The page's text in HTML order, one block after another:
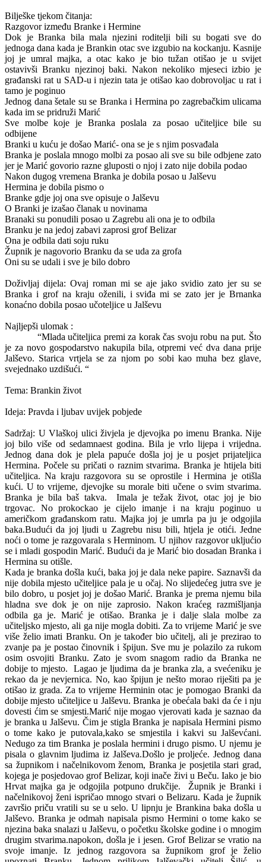
Bilješke tjekom čitanja:
Razgovor između Branke i Hermine
Dok je Branka bila mala njezini roditelji bili su bogati sve do
jednoga dana kada je Brankin otac sve izgubio na kockanju. Kasnije
joj je umral majka, a otac kako je bio tužan otišao je u svijet
ostavivši Branku njezinoj baki. Nakon nekoliko mjeseci izbio je
građanski rat u SAD-u i njezin tata je otišao kao dobrovoljac u rat i
tamo je poginuo
Jednog dana šetale su se Branka i Hermina po zagrebačkim ulicama
kada im se pridruži Marić
Sve molbe koje je Branka poslala za posao učiteljice bile su
odbijene
Branki u kuću je došao Marić- ona se je s njim posvađala
Branka je poslala mnogo molbi za posao ali sve su bile odbjene zato
jer je Marić govorio razne gluposti o njoj i zato nije dobila podao
Nakon dugog vremena Branka je dobila posao u Jalševu
Hermina je dobila pismo o
Branke gdje joj ona sve opisuje o Jalševu
O Branki je izašao članak u novinama
Branaki su ponudili posao u Zagrebu ali ona je to odbila
Branku je na jedoj zabavi zaprosi grof Belizar
Ona je odbila dati soju ruku
Župnik je nagovorio Branku da se uda za grofa
Oni su se udali i sve je bilo dobro
Doživljaj dijela: Ovaj roman mi se aje jako svidio zato jer su se
Branka i grof na kraju oženili, i sviđa mi se zato jer je Brnanka
konaćno dobila posao učoteljice u Jalševu
Najljepši ulomak :
“Mlada učiteljica premi za korak čas svoju robu na put. Što
je za novo gospodarstvo nakupila bila, otpremi već dva dana prije
Jalševo. Starica vrtjela se za njom po sobi kao muha bez glave,
svejednako uzdišući. “
Tema: Brankin život
Ideja: Pravda i ljubav uvijek pobjede
Sadržaj: U Vlaškoj ulici živjela je djevojka po imenu Branka. Nije
joj bilo više od sedamnaest godina. Bila je vrlo lijepa i vrijedna.
Jednog dana dok je plela papuće došla joj je u posjet prijateljica
Hermina. Počele su pričati o raznim stvarima. Branka je htijela biti
učiteljica. Na kraju razgovora su se oprostile i Hermina je otišla
kući. U to vrijeme, djevojke su morale biti učene o svim stvarima.
Branka je bila baš takva.
Imala je težak život, otac joj je bio
trgovac. No prokockao je cijelo imanje i na kraju poginuo u
američkom građanskom ratu. Majka joj je umrla pa ju je odgojila
baka.Budući da joj ljudi u Zagrebu nisu bili, htjela je otići. Jedne
noći o tome je razgovarala s Herminom. U njihov razgovor ukljućio
se i mladi gospodin Marić. Budući da je Marić bio dosadan Branka i
Hermina su otišle.
Kada je branka došla kući, baka joj je dala neke papire. Saznavši da
nije dobila mjesto učiteljice pala je u očaj. No slijedećeg jutra sve je
bilo dobro, u posjet joj je došao Marić. Branka je prema njemu bila
hladna sve dok je on nije zaprosio. Nakon kraćeg razmišljanja
odbila ga je. Marić je otišao. Branka je i dalje slala molbe za
učiteljsko mjesto, ali ga nije mogla dobiti. Za to vrijeme Marić je sve
više želio imati Branku. On je također bio učitelj, ali je prezirao to
zvanje pa je postao činovnik i špijun. Sve mu je polazilo za rukom
osim osvojiti Branku. Zato je svom snagom radio da Branka ne
dobije to mjesto.
Lagao je ljudima da je branka zla, a svećeniku je
rekao da je nevjernica. No, kao špijun je nešto morao riješiti pa je
otišao iz grada. Za to vrijeme Herminin otac je pomogao Branki da
dobije mjesto učiteljice u Jalševu. Branka je obećala baki da će i nju
dovesti ćim se smjesti.Marić nije mogao vjerovati kada je saznao da
je branka u Jalševu. Čim je stigla Branka je napisala Hermini pismo
o tome kako je putovala,kako se smjestila i kakvi su Jalševćani.
Nedugo za tim Branka je poslala hermini i drugo pismo. U njemu je
pisala o glavnim ljudima iz Jalševa.Došlo je proljeće. Jednog dana
sa župnikom i načelnikovom ženom, Branka je posjetila stari grad,
kojega je posjedovao grof Belizar, koji inače živi u Beču. Iako je bio
Hrvat majka ga je odgojila potpuno drukčije.
Župnik je Branki i
načelnikovoj ženi ispričao mnogo stvari o Belizaru. Kada je župnik
završio priču vratili su se u selo. U lipnju je Brankina baka došla u
Jalševo. Branka je odmah napisala pismo Hermini o tome kako se
njezina baka snalazi u Jalševu, o početku školske godine i o mnogim
drugim stvarima.napokon, došla je i jesen. Grof Belizar se vratio na
svoje imanje. Iz jednog razgovora sa župnikom grof je želio